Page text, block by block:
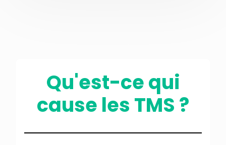
Qu'est-ce qui
cause les TMS ?